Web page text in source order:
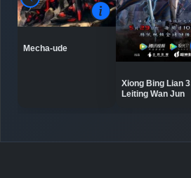
Bölüm No: 9
Mecha-ude
Xiong Bing Lian
Leiting Wan Jun